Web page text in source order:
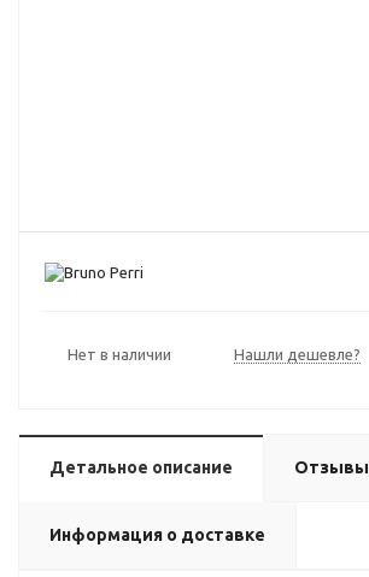
Нет в наличии Нашли дешевле?
Детальное описание Отзывы
Информация о доставке